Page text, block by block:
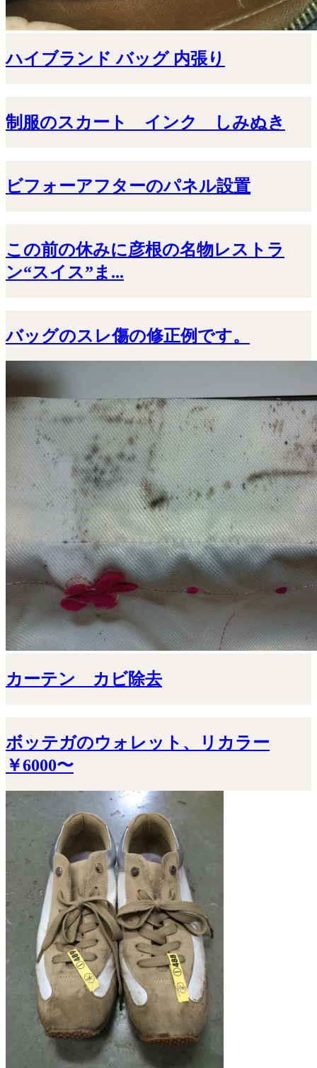
ハイブランド バッグ 内張り
制服のスカート インク しみぬき
ビフォーアフターのパネル設置
この前の休みに彦根の名物レストラ
ン“スイス”ま...
バッグのスレ傷の修正例です。
カーテン カビ除去
ボッテガのウォレット、リカラー
￥6000〜